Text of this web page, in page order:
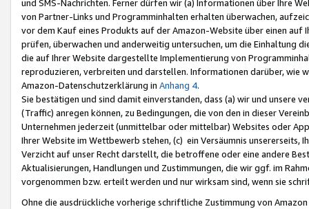
und SMS-Nachrichten. Ferner dürfen wir (a) Informationen über Ihre
von Partner-Links und Programminhalten erhalten überwachen,
vor dem Kauf eines Produkts auf der Amazon-Website über einen
prüfen, überwachen und anderweitig untersuchen, um die Einhaltung
die auf Ihrer Website dargestellte Implementierung von
reproduzieren, verbreiten und darstellen. Informationen darüber, wie
Amazon-Datenschutzerklärung in Anhang 4.
Sie bestätigen und sind damit einverstanden, dass (a) wir und
(Traffic) anregen können, zu Bedingungen, die von den in dieser
Unternehmen jederzeit (unmittelbar oder mittelbar) Websites oder
Ihrer Website im Wettbewerb stehen, (c) ein Versäumnis unsererseits,
Verzicht auf unser Recht darstellt, die betroffene oder eine andere
Aktualisierungen, Handlungen und Zustimmungen, die wir ggf. im
vorgenommen bzw. erteilt werden und nur wirksam sind, wenn sie
Ohne die ausdrückliche vorherige schriftliche Zustimmung von